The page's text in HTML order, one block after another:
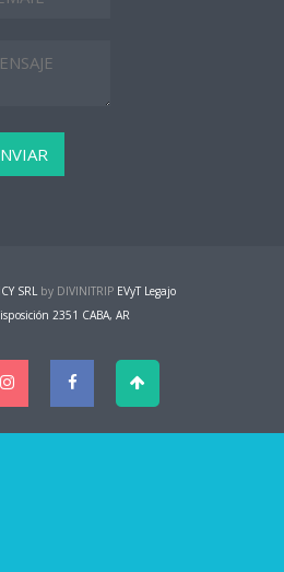
SRLby DIVINITRIP EVyT Legajo
2351 CABA, AR